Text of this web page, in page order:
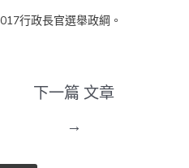
行政長官選舉政綱。
下一篇 文章
→